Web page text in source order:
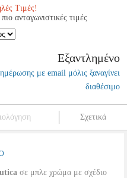
Τιμές!
ανταγωνιστικές τιμές
Εξαντλημένο
με email μόλις ξαναγίνει
διαθέσιμο
Σχετικά
σε μπλε χρώμα με σχέδιο